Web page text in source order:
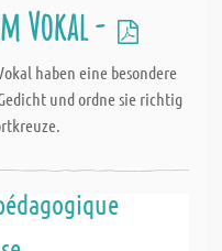
Vokal -
haben eine besondere
und ordne sie richtig